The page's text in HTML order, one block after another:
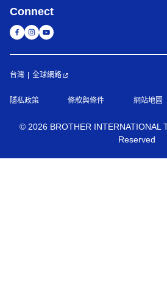
Connect
台灣 全球網路
隱私政策 條款與條件 網站地圖
© 2026 BROTHER INTERNATIONAL
Reserved